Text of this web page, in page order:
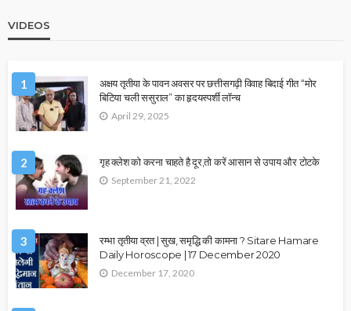
VIDEOS
1
अक्षय तृतीया के पावन अवसर पर छत्तीसगढ़ी विवाह बिदाई गीत “मोर
बिटिया चली ससुराल” का हृदयस्पर्शी लॉन्च
April 29, 2025
2 गृह क्लेश को करना चाहते है दूर,तो करें आसान से उपाय और टोटके
September 21, 2022
3
रम्भा तृतीया व्रत | सुख, समृद्धि की कामना ? Sitare Hamare
Daily Horoscope | 17 December 2020
December 17, 2020